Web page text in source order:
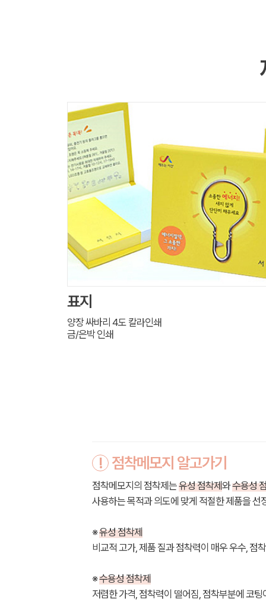
표지
양장 싸바리 4도 칼라인쇄
금/은박 인쇄
! 점착메모지 알고가기
점착메모지의 점착제는유성 점착제와수용성
사용하는 목적과 의도에 맞게 적절한 제품을 선
※유성 점착제
비교적 고가, 제품 질과 점착력이 매우 우수, 점
※수용성 점착제
저렴한 가격, 점착력이 떨어짐, 점착부분에 코